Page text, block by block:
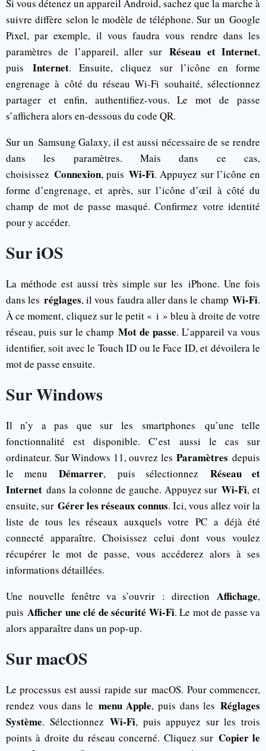
Si vous détenez un appareil Android, sachez que la marche à
suivre diffère selon le modèle de téléphone. Sur un Google
Pixel, par exemple, il vous faudra vous rendre dans les
paramètres de l’appareil, aller surRéseau et Internet,
puisInternet. Ensuite, cliquez sur l’icône en forme
engrenage à côté du réseau Wi-Fi souhaité, sélectionnez
partager et enfin, authentifiez-vous. Le mot de passe
s’affichera alors en-dessous du code QR.
Sur un Samsung Galaxy, il est aussi nécessaire de se rendre
dans les paramètres. Mais dans ce cas,
choisissez Connexion, puis Wi-Fi. Appuyez sur l’icône en
forme d’engrenage, et après, sur l’icône d’œil à côté du
champ de mot de passe masqué. Confirmez votre identité
pour y accéder.
Sur iOS
La méthode est aussi très simple sur les iPhone. Une fois
dans les réglages, il vous faudra aller dans le champWi-Fi.
À ce moment, cliquez sur le petit « i » bleu à droite de votre
réseau, puis sur le champ Mot de passe. L’appareil va vous
identifier, soit avec le Touch ID ou le Face ID, et dévoilera le
mot de passe ensuite.
Sur Windows
Il n’y a pas que sur les smartphones qu’une telle
fonctionnalité est disponible. C’est aussi le cas sur
ordinateur. Sur Windows 11, ouvrez lesParamètresdepuis
le menu Démarrer, puis sélectionnez Réseau et
Internet dans la colonne de gauche. Appuyez surWi-Fi, et
ensuite, sur Gérer les réseaux connus. Ici, vous allez voir la
liste de tous les réseaux auxquels votre PC a déjà été
connecté apparaître. Choisissez celui dont vous voulez
récupérer le mot de passe, vous accéderez alors à ses
informations détaillées.
Une nouvelle fenêtre va s’ouvrir : direction Affichage,
puisAfficher une clé de sécurité Wi-Fi. Le mot de passe va
alors apparaître dans un pop-up.
Sur macOS
Le processus est aussi rapide sur macOS. Pour commencer,
rendez vous dans le menu Apple, puis dans lesRéglages
Système. SélectionnezWi-Fi, puis appuyez sur les trois
points à droite du réseau concerné. Cliquez sur Copier le